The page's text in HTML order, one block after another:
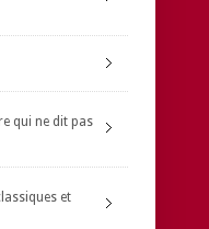
qui ne dit pas
et